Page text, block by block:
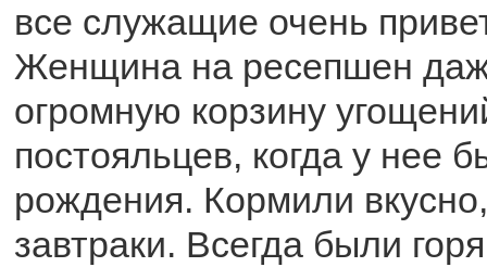
все служащие очень
Женщина на ресепшен
огромную корзину
постояльцев, когда у нее
рождения. Кормили
завтраки. Всегда были